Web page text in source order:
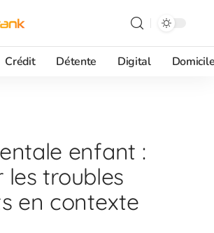
Crédit Détente Digital
enfant :
les troubles
en contexte